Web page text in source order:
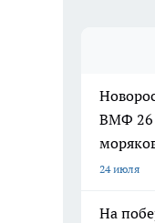
ВМФ 26
24 июля
На